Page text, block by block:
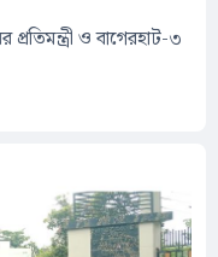
ও বাগেরহাট-৩